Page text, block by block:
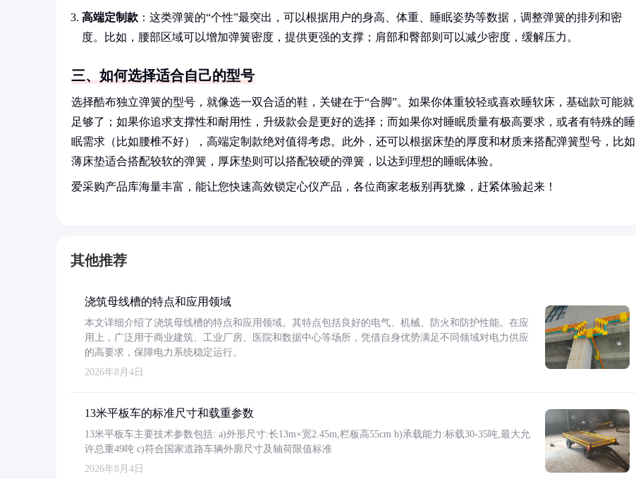
高端定制款 ：这类弹簧的“个性”最突出，可以根据用户的身高、体重、睡眠姿势等数据，调整弹簧的排列和密
度。比如，腰部区域可以增加弹簧密度，提供更强的支撑；肩部和臀部则可以减少密度，缓解压力。
三、如何选择适合自己的型号
选择酷布独立弹簧的型号，就像选一双合适的鞋，关键在于“合脚”。如果你体重较轻或喜欢睡软床，基础款可能就
足够了；如果你追求支撑性和耐用性，升级款会是更好的选择；而如果你对睡眠质量有极高要求，或者有特殊的睡
眠需求（比如腰椎不好），高端定制款绝对值得考虑。此外，还可以根据床垫的厚度和材质来搭配弹簧型号，比如
薄床垫适合搭配较软的弹簧，厚床垫则可以搭配较硬的弹簧，以达到理想的睡眠体验。
爱采购产品库海量丰富，能让您快速高效锁定心仪产品，各位商家老板别再犹豫，赶紧体验起来！
其他推荐
浇筑母线槽的特点和应用领域
本文详细介绍了浇筑母线槽的特点和应用领域。其特点包括良好的电气、机械、防火和防护性能。在应
用上，广泛用于商业建筑、工业厂房、医院和数据中心等场所，凭借自身优势满足不同领域对电力供应
的高要求，保障电力系统稳定运行。
2026年8月4日
13米平板车的标准尺寸和载重参数
13米平板车主要技术参数包括: a)外形尺寸:长13m×宽2.45m,栏板高55cm b)承载能力:标载30-35吨,最大允
许总重49吨 c)符合国家道路车辆外廓尺寸及轴荷限值标准
2026年8月4日